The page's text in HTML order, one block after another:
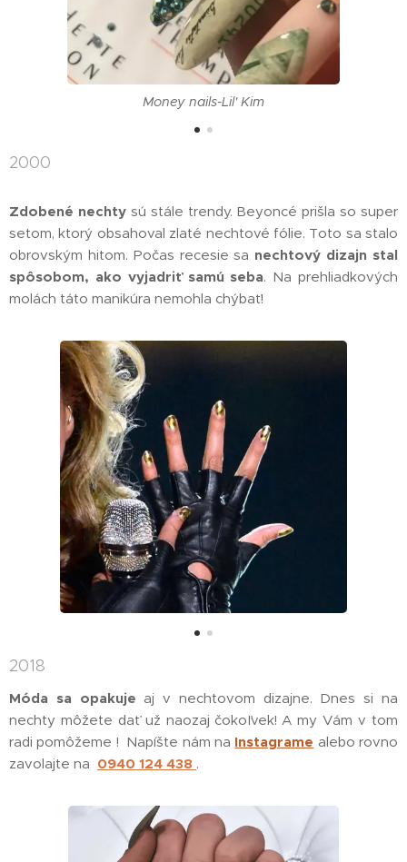
Money nails-Lil' Kim
2000
Zdobené nechtysú stále trendy. Beyoncé prišla so super
setom, ktorý obsahoval zlaté nechtové fólie. Toto sa stalo
obrovským hitom. Počas recesie sa nechtový dizajn stal
spôsobom, ako vyjadriť samú seba. Na prehliadkových
molách táto manikúra nemohla chýbať!
2018
Móda sa opakuje aj v nechtovom dizajne. Dnes si na
nechty môžete dať už naozaj čokoľvek! A my Vám v tom
radi pomôžeme ! Napíšte nám na Instagrame alebo rovno
zavolajte na 0940 124 438 .